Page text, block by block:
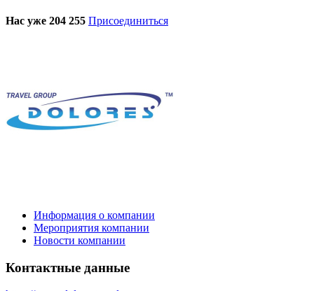
Нас уже 204 255 Присоединиться
Информация о компании
Мероприятия компании
Новости компании
Контактные данные